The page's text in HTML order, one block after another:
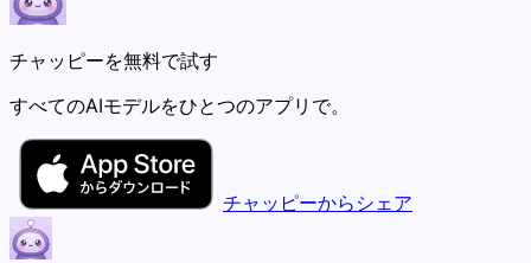
チャッピーを無料で試す
すべてのAIモデルをひとつのアプリで。
チャッピーからシェア